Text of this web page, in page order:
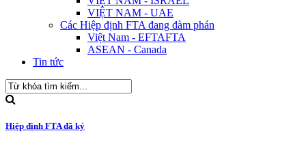
VIỆT NAM - UAE
Các Hiệp định FTA đang đàm phán
Việt Nam - EFTAFTA
ASEAN - Canada
Tin tức
Hiệp định FTA đã ký